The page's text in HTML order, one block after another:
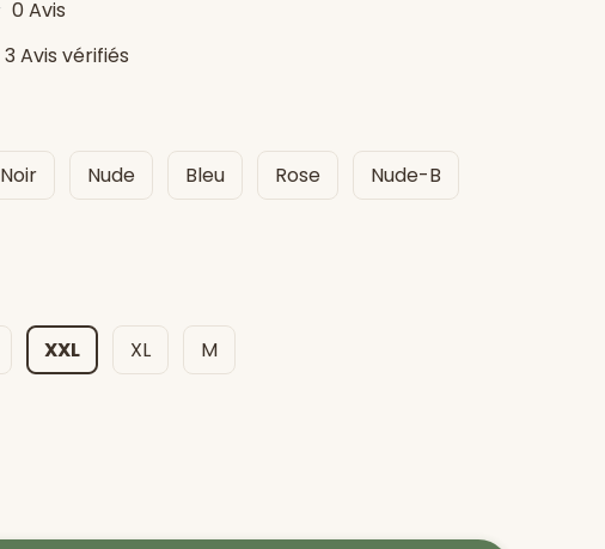
0 Avis
3 Avis vérifiés
Noir Nude Bleu Rose Nude-B
XXL XL M